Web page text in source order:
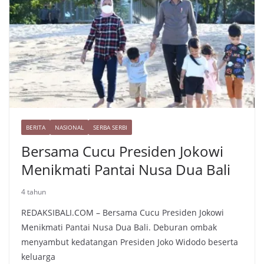
t
n
k
e
BERITA NASIONAL SERBA SERBI
Bersama Cucu Presiden Jokowi
Menikmati Pantai Nusa Dua Bali
4 tahun
REDAKSIBALI.COM – Bersama Cucu Presiden Jokowi
Menikmati Pantai Nusa Dua Bali. Deburan ombak
menyambut kedatangan Presiden Joko Widodo beserta
keluarga